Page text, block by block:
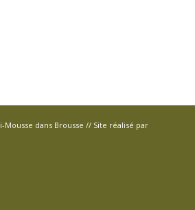
dans Brousse // Site réalisé par